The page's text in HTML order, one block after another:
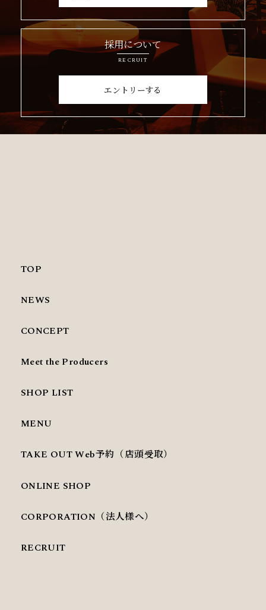
採用について
RECRUIT
エントリーする
TOP
NEWS
CONCEPT
Meet the Producers
SHOP LIST
MENU
TAKE OUT Web予約（店頭受取）
ONLINE SHOP
CORPORATION（法人様へ）
RECRUIT